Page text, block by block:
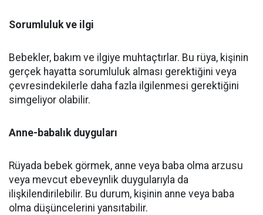
Sorumluluk ve ilgi
Bebekler, bakım ve ilgiye muhtaçtırlar. Bu rüya, kişinin
gerçek hayatta sorumluluk alması gerektiğini veya
çevresindekilerle daha fazla ilgilenmesi gerektiğini
simgeliyor olabilir.
Anne-babalık duyguları
Rüyada bebek görmek, anne veya baba olma arzusu
veya mevcut ebeveynlik duygularıyla da
ilişkilendirilebilir. Bu durum, kişinin anne veya baba
olma düşüncelerini yansıtabilir.